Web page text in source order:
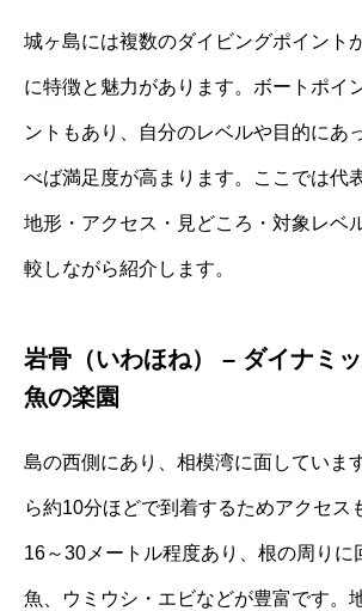
城ヶ島には複数のダイビングポイント
に特徴と魅力があります。ボートポイ
ントもあり、自分のレベルや目的にあ
べば満足度が高まります。ここでは代
地形・アクセス・見どころ・対象レベ
較しながら紹介します。
岩骨（いわほね） – ダイナミ
魚の楽園
島の西側にあり、相模湾に面していま
ら約10分ほどで到着するためアクセス
16～30メートル程度あり、根の周りに
魚、ウミウシ・エビなどが豊富です。